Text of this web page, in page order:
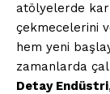
atölyelerde
çekmecelerini
hem yeni
zamanlarda
Detay Endüstri